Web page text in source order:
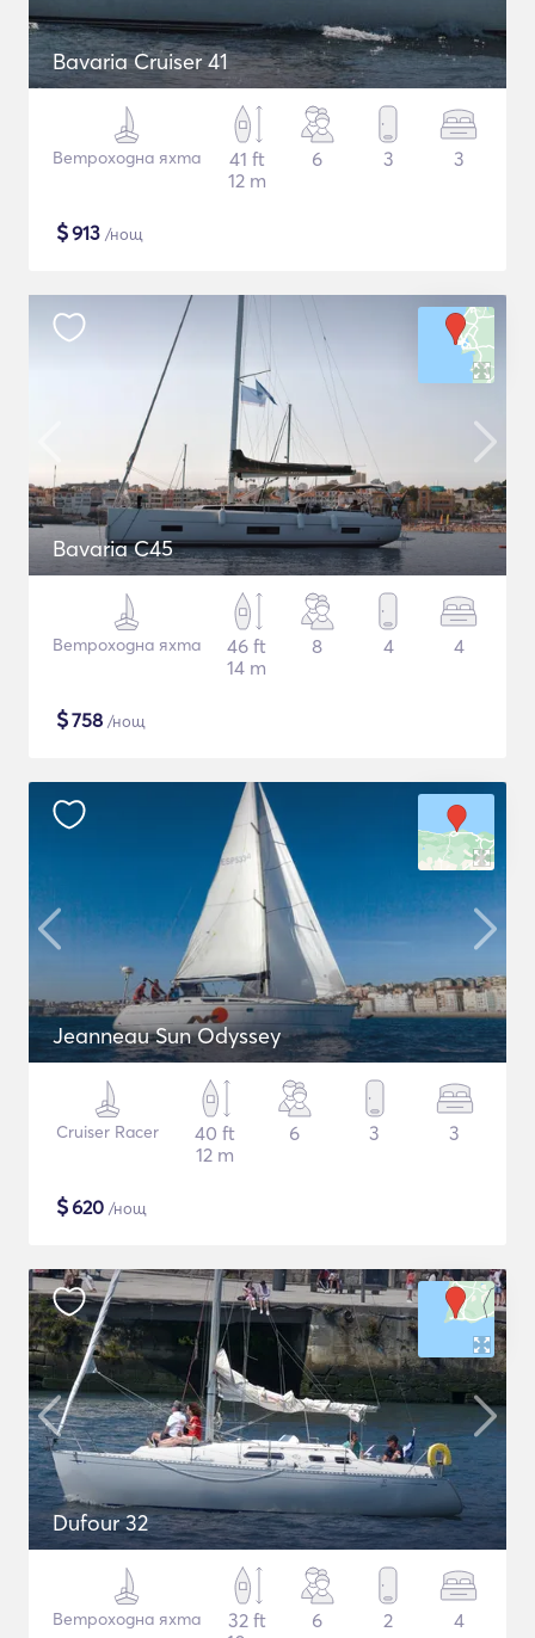
Bavaria Cruiser 41
Ветроходна яхта
41 ft
12 m
6 3 3
$913 /нощ
Bavaria C45
Ветроходна яхта
46 ft
14 m
8 4 4
$758 /нощ
Jeanneau Sun Odyssey
Cruiser Racer
40 ft
12 m
6 3 3
$620 /нощ
Dufour 32
Ветроходна яхта
32 ft
6 2 4